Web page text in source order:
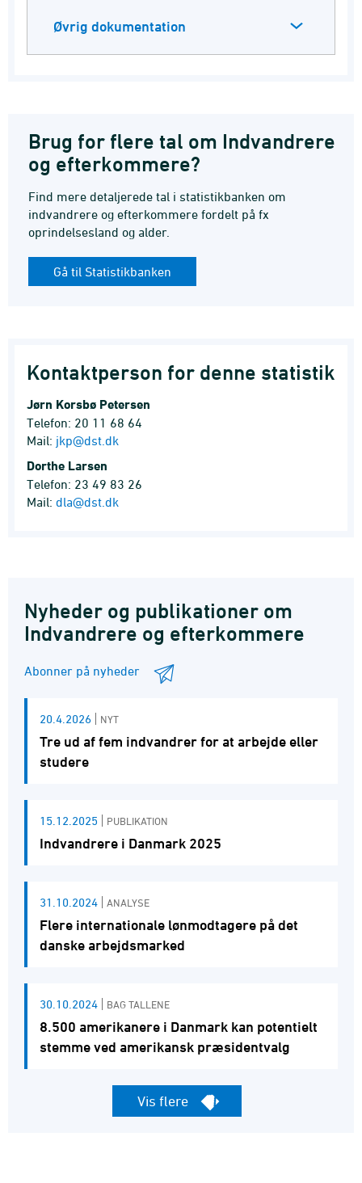
Øvrig dokumentation
Brug for flere tal om Indvandrere
og efterkommere?
Find mere detaljerede tal i statistikbanken om
indvandrere og efterkommere fordelt på fx
oprindelsesland og alder.
Gå til Statistikbanken
Kontaktperson for denne statistik
Jørn Korsbø Petersen
Telefon: 20 11 68 64
Mail: jkp@dst.dk
Dorthe Larsen
Telefon: 23 49 83 26
Mail: dla@dst.dk
Nyheder og publikationer om
Indvandrere og efterkommere
Abonner på nyheder
20.4.2026 NYT
Tre ud af fem indvandrer for at arbejde eller
studere
15.12.2025 PUBLIKATION
Indvandrere i Danmark 2025
31.10.2024 ANALYSE
Flere internationale lønmodtagere på det
danske arbejdsmarked
30.10.2024 BAG TALLENE
8.500 amerikanere i Danmark kan potentielt
stemme ved amerikansk præsidentvalg
Vis flere